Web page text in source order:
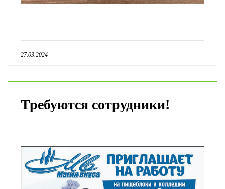
27.03.2024
Требуются сотрудники!